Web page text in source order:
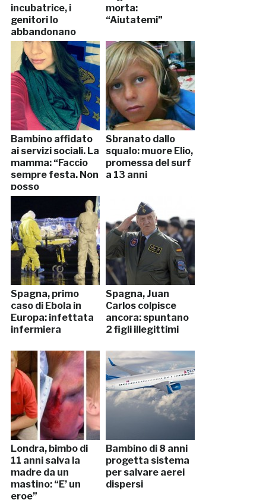
incubatrice, i
genitori lo
abbandonano
morta:
“Aiutatemi”
Bambino affidato
ai servizi sociali. La
mamma: “Faccio
sempre festa. Non
posso
occuparmene”
Sbranato dallo
squalo: muore Elio,
promessa del surf
a 13 anni
Spagna, primo
caso di Ebola in
Europa: infettata
infermiera
Spagna, Juan
Carlos colpisce
ancora: spuntano
2 figli illegittimi
Londra, bimbo di
11 anni salva la
madre da un
mastino: “E’ un
eroe”
Bambino di 8 anni
progetta sistema
per salvare aerei
dispersi